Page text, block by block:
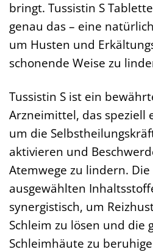
bringt. Tussistin S
genau das – eine
um Husten und
schonende Weise zu
Tussistin S ist ein
Arzneimittel, das speziell
um die
aktivieren und
Atemwege zu lindern.
ausgewählten
synergistisch, um
Schleim zu lösen und die
Schleimhäute zu